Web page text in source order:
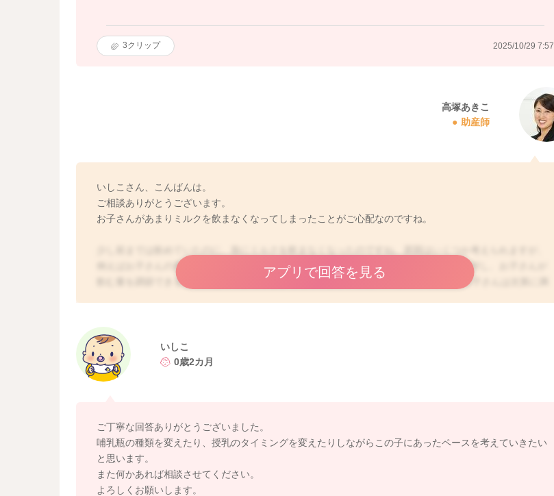
3クリップ 2025/10/29 7:57
高塚あきこ
助産師
いしこさん、こんばんは。
ご相談ありがとうございます。
お子さんがあまりミルクを飲まなくなってしまったことがご心配なのですね。
例えばお子さんの満腹中枢が発達してきて、今まではあげればあげた分飲んでいたのに対し、お子さんが
飲む量を調節できるようになってきたことが考えられます。生後2〜3か月ごろから、お子さんは次第に満
硬さ、穴の大きさなどがあり、お子さんがなかなか飲んでくれない場合には、哺乳瓶や乳首の種類を変え
ていただくだけで飲んでくれるようになることがあります。市販のものは、月齢の目安なども記載されて
いますが、必ずしもその通りに購入される必要はありませんよ。お子さんが飲みやすいもの、好むものを
ご選択いただいて構いませんので、最初は試行錯誤を繰り返しながらになるかと思いますが、色々な種類
試しくださいね。この時期のお子さんの哺乳量や体重の増え方には個人差が大きいですが、目安として
は、1日6回以上おしっこがあり、1日18〜30gの体重増加があり、母子手帳の成長曲線のカーブに沿って、
お子さんなりの体重増加がみられていれば、哺乳量の不足はないと言われていますよ。授乳時間が空く
と、脱水をご心配なさるママさんは多いですが、上記を満たしているのであれば、脱水になることはあり
ませんので、少しずつお子さんの欲求に合わせて授乳していっていただいて良い時期になってくると思い
アプリで回答を見る
いしこ
0歳2カ月
ご丁寧な回答ありがとうございました。
哺乳瓶の種類を変えたり、授乳のタイミングを変えたりしながらこの子にあったペースを考えていきたい
と思います。
また何かあれば相談させてください。
よろしくお願いします。